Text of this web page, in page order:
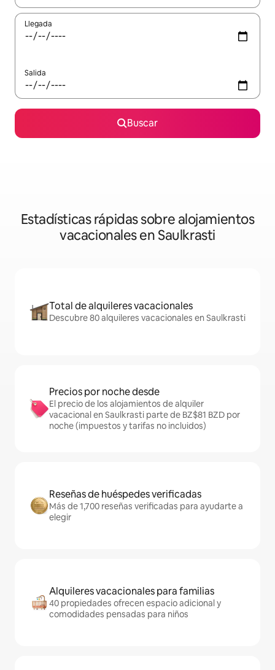
Llegada
Salida
Buscar
Estadísticas rápidas sobre alojamientos
vacacionales en Saulkrasti
Total de alquileres vacacionales
Descubre 80 alquileres vacacionales en Saulkrasti
Precios por noche desde
El precio de los alojamientos de alquiler
vacacional en Saulkrasti parte de BZ$81 BZD por
noche (impuestos y tarifas no incluidos)
Reseñas de huéspedes verificadas
Más de 1,700 reseñas verificadas para ayudarte a
elegir
Alquileres vacacionales para familias
40 propiedades ofrecen espacio adicional y
comodidades pensadas para niños